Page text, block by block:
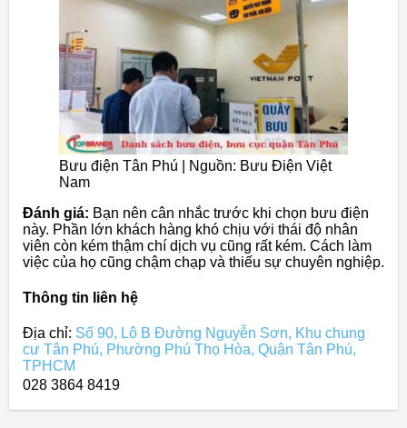
Bưu điện Tân Phú | Nguồn: Bưu Điện Việt
Nam
Đánh giá: Bạn nên cân nhắc trước khi chọn bưu điện
này. Phần lớn khách hàng khó chịu với thái độ nhân
viên còn kém thậm chí dịch vụ cũng rất kém. Cách làm
việc của họ cũng chậm chạp và thiếu sự chuyên nghiệp.
Thông tin liên hệ
Địa chỉ: Số 90, Lô B Đường Nguyễn Sơn, Khu chung
cư Tân Phú, Phường Phú Thọ Hòa, Quận Tân Phú,
TPHCM
028 3864 8419